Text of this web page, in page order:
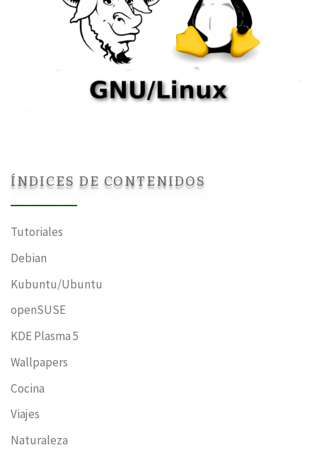
ÍNDICES DE CONTENIDOS
Tutoriales
Debian
Kubuntu/Ubuntu
openSUSE
KDE Plasma 5
Wallpapers
Cocina
Viajes
Naturaleza